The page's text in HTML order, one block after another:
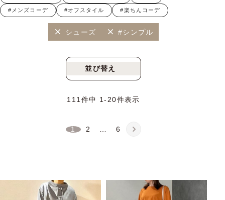
#メンズコーデ #オフスタイル #楽ちんコーデ
シューズ #シンプル
並び替え
111 件中 1- 20件表示
1 2 6